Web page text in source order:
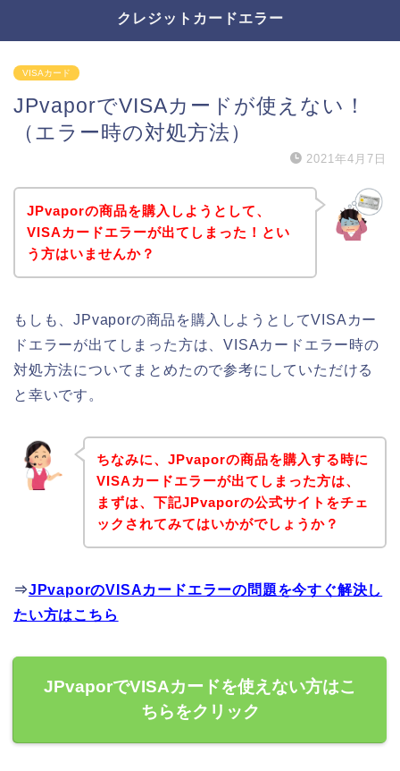
クレジットカードエラー
VISAカード
JPvaporでVISAカードが使えない！
（エラー時の対処方法）
2021年4月7日
JPvaporの商品を購入しようとして、
VISAカードエラーが出てしまった！とい
う方はいませんか？
もしも、JPvaporの商品を購入しようとしてVISAカー
ドエラーが出てしまった方は、VISAカードエラー時の
対処方法についてまとめたので参考にしていただける
と幸いです。
ちなみに、JPvaporの商品を購入する時に
VISAカードエラーが出てしまった方は、
まずは、下記JPvaporの公式サイトをチェ
ックされてみてはいかがでしょうか？
⇒JPvaporのVISAカードエラーの問題を今すぐ解決し
たい方はこちら
JPvaporでVISAカードを使えない方はこ
ちらをクリック